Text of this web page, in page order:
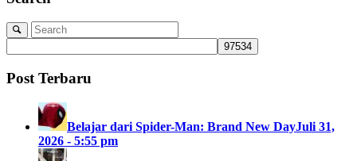
Post Terbaru
Belajar dari Spider-Man: Brand New DayJuli 31,
2026 - 5:55 pm